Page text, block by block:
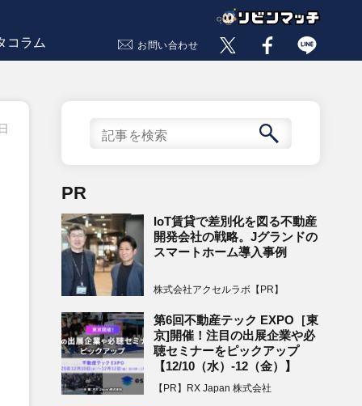
コラム お問い合わせ
PR
IoT賃貸で差別化を図る不動産
開発会社の戦略。Jグランドの
スマートホーム導入事例
株式会社アクセルラボ【PR】
第6回不動産テック EXPO［東
京]開催！注目の出展企業や必
聴セミナーをピックアップ
【12/10（水）-12（金）】
【PR】RX Japan 株式会社